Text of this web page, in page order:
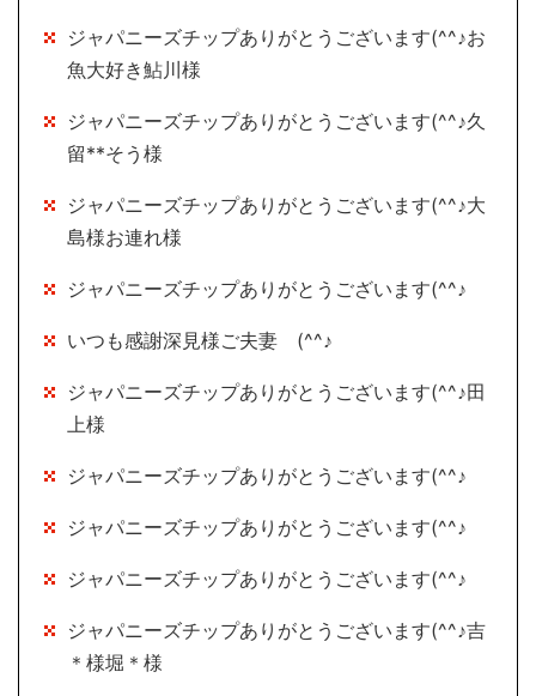
ジャパニーズチップありがとうございます(^^♪お
魚大好き鮎川様
ジャパニーズチップありがとうございます(^^♪久
留**そう様
ジャパニーズチップありがとうございます(^^♪大
島様お連れ様
ジャパニーズチップありがとうございます(^^♪
いつも感謝深見様ご夫妻 (^^♪
ジャパニーズチップありがとうございます(^^♪田
上様
ジャパニーズチップありがとうございます(^^♪
ジャパニーズチップありがとうございます(^^♪
ジャパニーズチップありがとうございます(^^♪
ジャパニーズチップありがとうございます(^^♪吉
＊様堀＊様